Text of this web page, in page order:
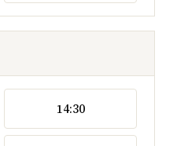
14:30